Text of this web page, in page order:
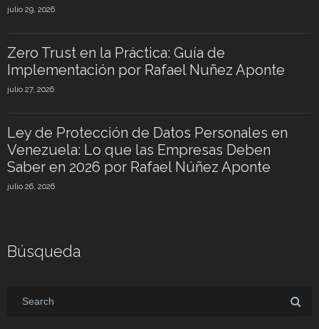
julio 29, 2026
Zero Trust en la Práctica: Guía de
Implementación por Rafael Nuñez Aponte
julio 27, 2026
Ley de Protección de Datos Personales en
Venezuela: Lo que las Empresas Deben
Saber en 2026 por Rafael Núñez Aponte
julio 26, 2026
Búsqueda